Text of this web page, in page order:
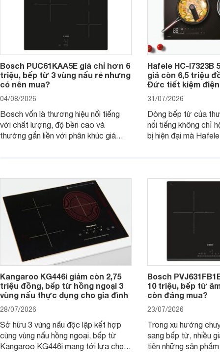
Bosch PUC61KAA5E giá chỉ hơn 6
triệu, bếp từ 3 vùng nấu rẻ nhưng
có nên mua?
04/08/2026
Bosch vốn là thương hiệu nổi tiếng
với chất lượng, độ bền cao và
thường gắn liền với phân khúc giá
đơn vị phân phối với mức giá khá dễ
tiếp cận, thu hút sự quan tâm của
nhiều người tiêu dùng.
Hafele HC-I7323B
giá còn 6,5 triệu
Đức tiết kiệm
31/07/2026
Dòng bếp từ của
nổi tiếng không chỉ
bị hiện đại mà
gia đình.
Kangaroo KG446i giảm còn 2,75
triệu đồng, bếp từ hồng ngoại 3
vùng nấu thực dụng cho gia đình
28/07/2026
Sở hữu 3 vùng nấu độc lập kết hợp
cùng vùng nấu hồng ngoại, bếp từ
Kangaroo KG446i mang tới lựa chọn
Bosch
10 triệu, bếp từ
còn đáng mua?
23/07/2026
Trong xu hướng
sang bếp từ, nhiều
tiên những sản